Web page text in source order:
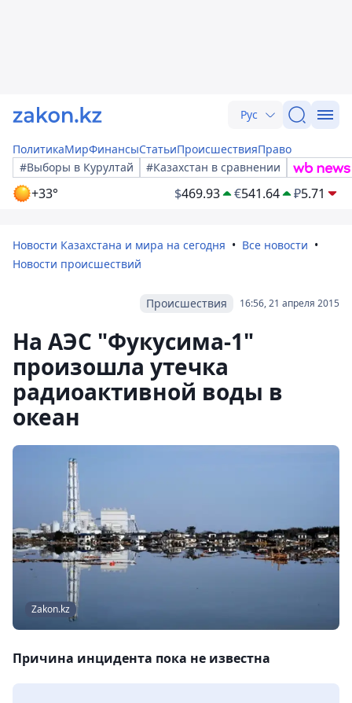
Рус
ПолитикаМирФинансыСтатьиПроисшествияПраво
#Выборы в Курултай
#Казахстан в сравнении
+33° $469.93 €541.64 ₽5.71
Новости Казахстана и мира на сегодня
Все новости
Новости происшествий
16:56, 21 апреля 2015
Происшествия
На АЭС "Фукусима-1"
произошла утечка
радиоактивной воды в
океан
Zakon.kz
Причина инцидента пока не известна